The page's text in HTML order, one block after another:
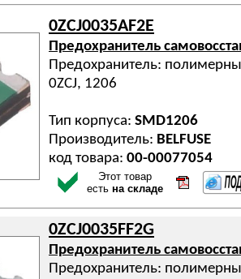
0ZCJ0035AF2E
Предохранитель
Предохранитель:
0ZCJ, 1206
Тип корпуса: SMD1206
Производитель: BELFUSE
код товара: 00-00077054
Этот товар
есть на складе
0ZCJ0035FF2G
Предохранитель
Предохранитель: